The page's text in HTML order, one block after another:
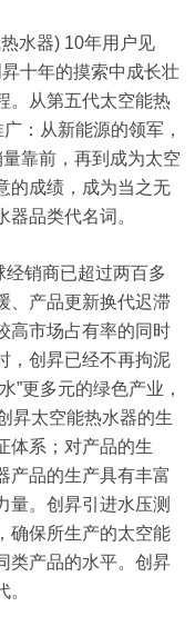
水器) 10年用户见
十年的摸索中成长壮
。从第五代太空能热
：从新能源的领军，
靠前，再到成为太空
的成绩，成为当之无
品类代名词。
销商已超过两百多
、产品更新换代迟滞
高市场占有率的同时
，创昇已经不再拘泥
”更多元的绿色产业，
昇太空能热水器的生
体系；对产品的生
产品的生产具有丰富
量。创昇引进水压测
确保所生产的太空能
类产品的水平。创昇